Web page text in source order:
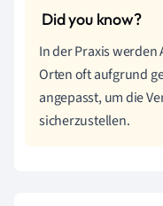
In der Praxis
Orten oft aufgrund
angepasst, um die
sicherzustellen.